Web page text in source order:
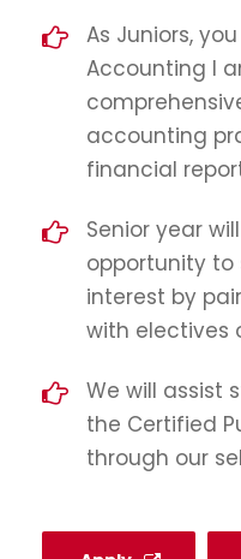
As Juniors,
Accounting I
accounting
financial
Senior year
opportunity to
interest by
with electives
We will assist
the Certified
through our